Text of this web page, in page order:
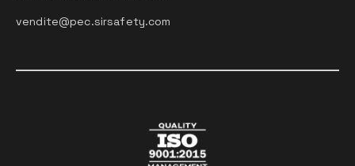
vendite@pec.sirsafety.com